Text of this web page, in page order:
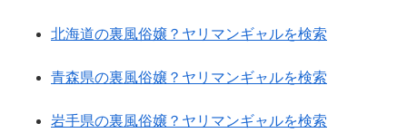
北海道の裏風俗嬢？ヤリマンギャルを検索
青森県の裏風俗嬢？ヤリマンギャルを検索
岩手県の裏風俗嬢？ヤリマンギャルを検索